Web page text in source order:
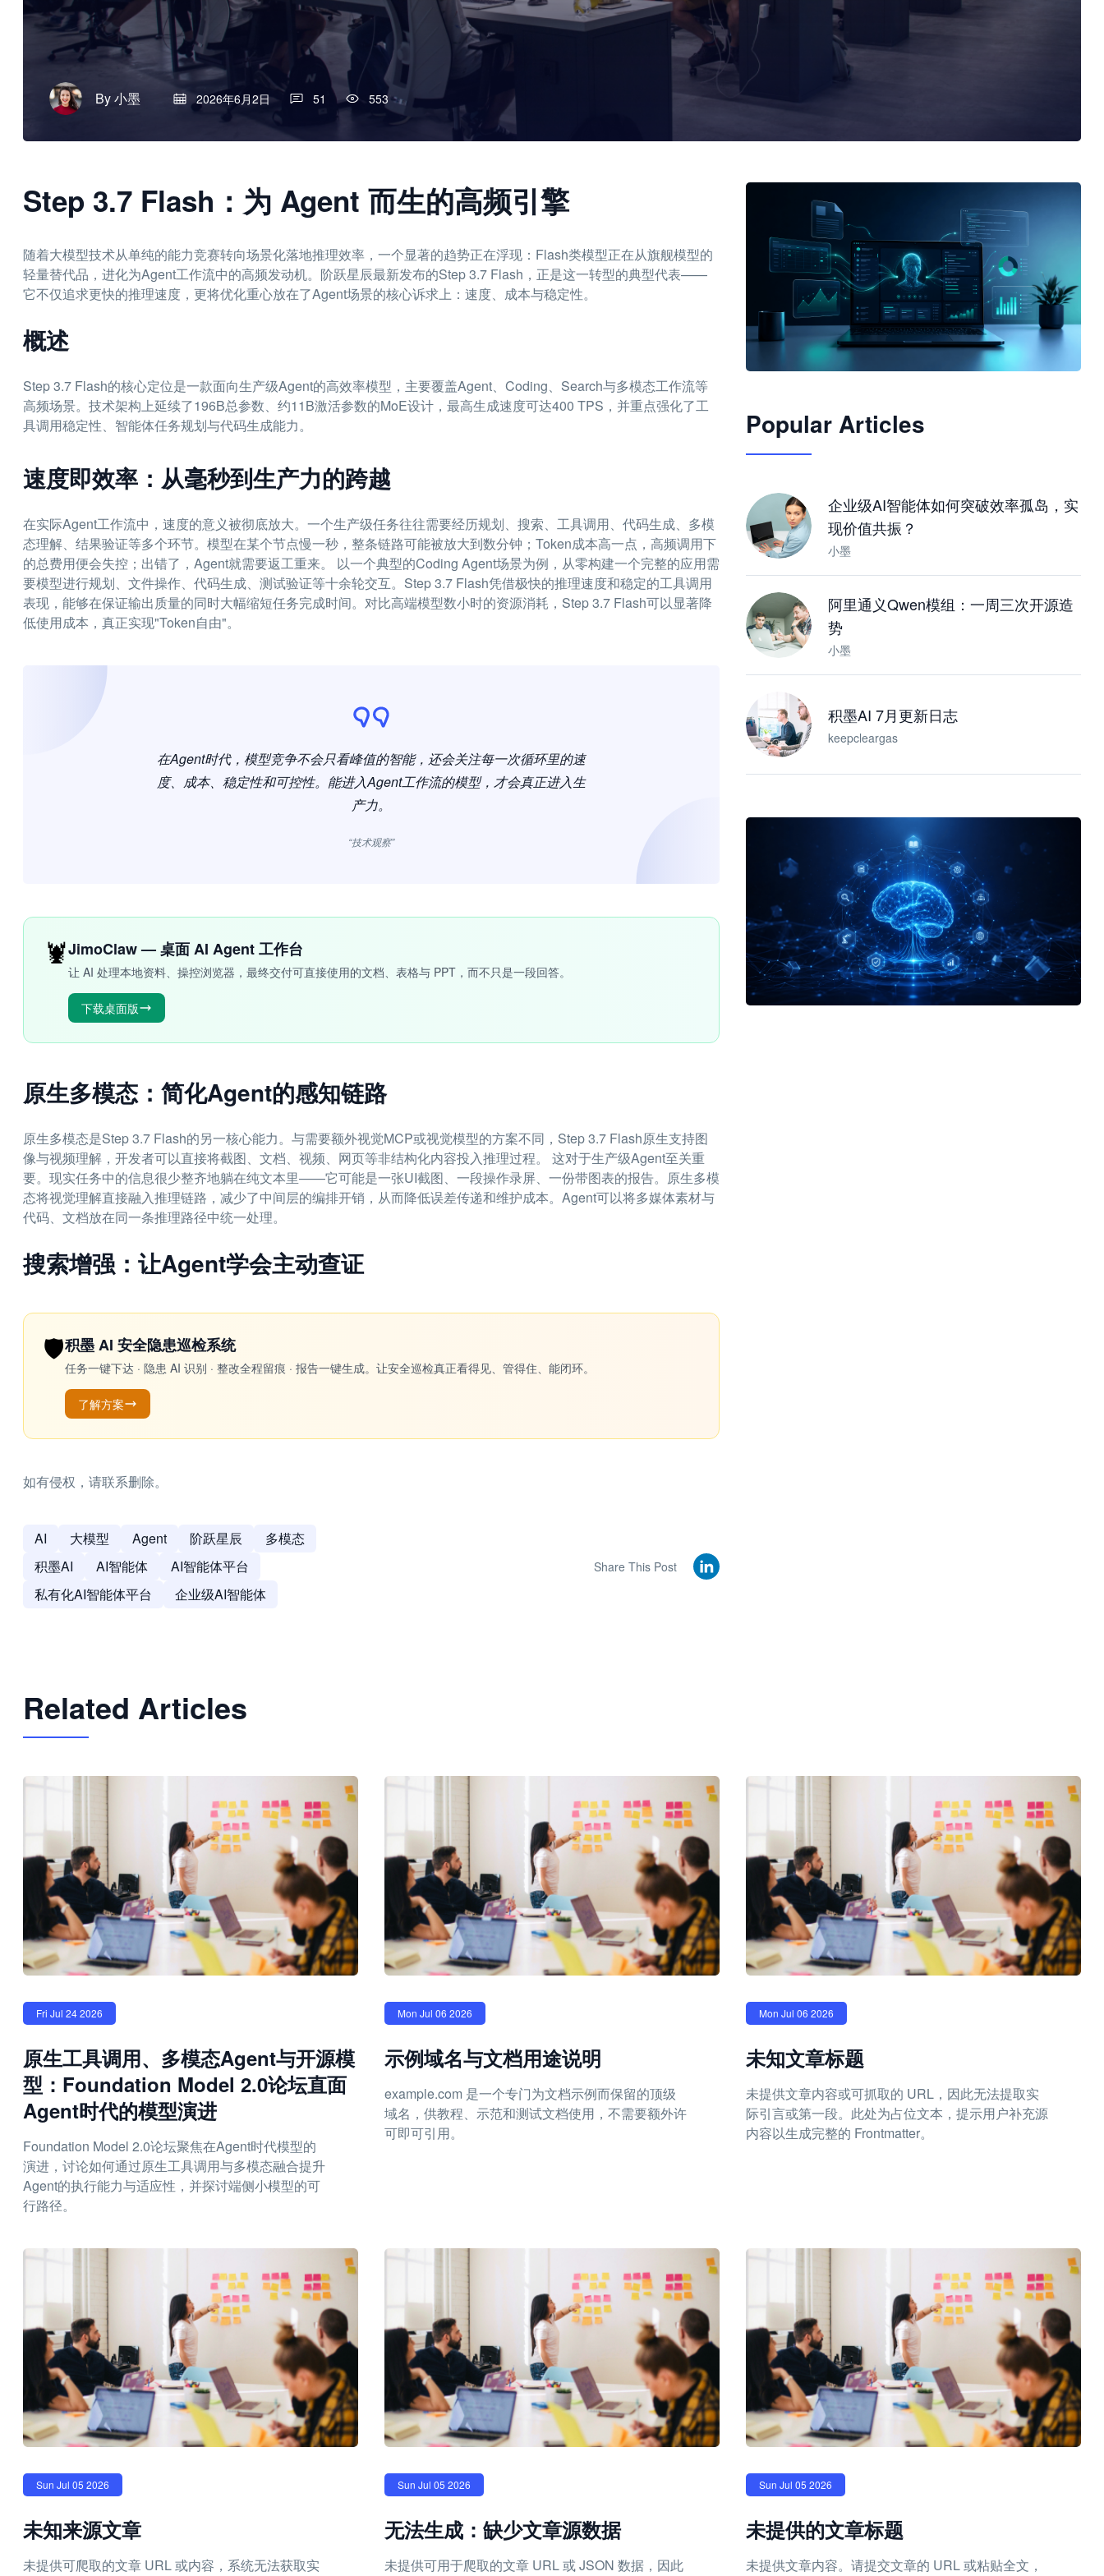
By小墨 2026年6月2日 51 553
Step 3.7 Flash：为 Agent 而生的高频引擎
随着大模型技术从单纯的能力竞赛转向场景化落地推理效率，一个显著的趋势正在浮现：Flash类模型正在从旗舰模型的
轻量替代品，进化为Agent工作流中的高频发动机。阶跃星辰最新发布的Step 3.7 Flash，正是这一转型的典型代表——
它不仅追求更快的推理速度，更将优化重心放在了Agent场景的核心诉求上：速度、成本与稳定性。
概述
Step 3.7 Flash的核心定位是一款面向生产级Agent的高效率模型，主要覆盖Agent、Coding、Search与多模态工作流等
高频场景。技术架构上延续了196B总参数、约11B激活参数的MoE设计，最高生成速度可达400 TPS，并重点强化了工
具调用稳定性、智能体任务规划与代码生成能力。
速度即效率：从毫秒到生产力的跨越
在实际Agent工作流中，速度的意义被彻底放大。一个生产级任务往往需要经历规划、搜索、工具调用、代码生成、多模
态理解、结果验证等多个环节。模型在某个节点慢一秒，整条链路可能被放大到数分钟；Token成本高一点，高频调用下
的总费用便会失控；出错了，Agent就需要返工重来。 以一个典型的Coding Agent场景为例，从零构建一个完整的应用需
要模型进行规划、文件操作、代码生成、测试验证等十余轮交互。Step 3.7 Flash凭借极快的推理速度和稳定的工具调用
表现，能够在保证输出质量的同时大幅缩短任务完成时间。对比高端模型数小时的资源消耗，Step 3.7 Flash可以显著降
低使用成本，真正实现"Token自由"。
在Agent时代，模型竞争不会只看峰值的智能，还会关注每一次循环里的速
度、成本、稳定性和可控性。能进入Agent工作流的模型，才会真正进入生
产力。
“技术观察”
🦞JimoClaw — 桌面 AI Agent 工作台
让 AI 处理本地资料、操控浏览器，最终交付可直接使用的文档、表格与 PPT，而不只是一段回答。
下载桌面版
原生多模态：简化Agent的感知链路
原生多模态是Step 3.7 Flash的另一核心能力。与需要额外视觉MCP或视觉模型的方案不同，Step 3.7 Flash原生支持图
像与视频理解，开发者可以直接将截图、文档、视频、网页等非结构化内容投入推理过程。 这对于生产级Agent至关重
要。现实任务中的信息很少整齐地躺在纯文本里——它可能是一张UI截图、一段操作录屏、一份带图表的报告。原生多模
态将视觉理解直接融入推理链路，减少了中间层的编排开销，从而降低误差传递和维护成本。Agent可以将多媒体素材与
代码、文档放在同一条推理路径中统一处理。
搜索增强：让Agent学会主动查证
🛡️积墨 AI 安全隐患巡检系统
任务一键下达 · 隐患 AI 识别 · 整改全程留痕 · 报告一键生成。让安全巡检真正看得见、管得住、能闭环。
了解方案
如有侵权，请联系删除。
AI 大模型 Agent 阶跃星辰
多模态
积墨AI
AI智能体
AI智能体平台
私有化AI智能体平台
企业级AI智能体
Share This Post
JimoClaw 桌面 AI Agent 工作台
Popular Articles
企业级AI智能体如何突破效率孤岛，实
现价值共振？
小墨
阿里通义Qwen模组：一周三次开源造
势
小墨
积墨AI 7月更新日志
keepcleargas
Related Articles
Fri Jul 24 2026
原生工具调用、多模态Agent与开源模
型：Foundation Model 2.0论坛直面
Agent时代的模型演进
Foundation Model 2.0论坛聚焦在Agent时代模型的
演进，讨论如何通过原生工具调用与多模态融合提升
Agent的执行能力与适应性，并探讨端侧小模型的可
行路径。
Mon Jul 06 2026
示例域名与文档用途说明
example.com 是一个专门为文档示例而保留的顶级
域名，供教程、示范和测试文档使用，不需要额外许
可即可引用。
Mon Jul 06 2026
未知文章标题
未提供文章内容或可抓取的 URL，因此无法提取实
际引言或第一段。此处为占位文本，提示用户补充源
内容以生成完整的 Frontmatter。
Sun Jul 05 2026
未知来源文章
未提供可爬取的文章 URL 或内容，系统无法获取实
Sun Jul 05 2026
无法生成：缺少文章源数据
未提供可用于爬取的文章 URL 或 JSON 数据，因此
Sun Jul 05 2026
未提供的文章标题
未提供文章内容。请提交文章的 URL 或粘贴全文，